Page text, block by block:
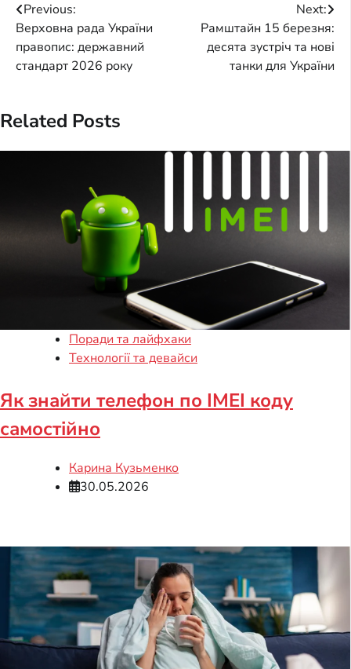
Post
navigation
Previous:
Верховна рада України
правопис: державний
стандарт 2026 року
Next:
Рамштайн 15 березня:
десята зустріч та нові
танки для України
Related Posts
Поради та лайфхаки
Технології та девайси
Як знайти телефон по IMEI коду
самостійно
Карина Кузьменко
30.05.2026